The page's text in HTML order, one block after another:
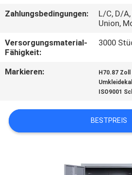
UNS
IN
VERBINDUNG
FORDERN
SIE
Zahlungsbedingungen:
L/C, D/
Union,
Versorgungsmaterial-
Fähigkeit:
3000
Markieren: H70.87
ISO9001
BESTPREIS